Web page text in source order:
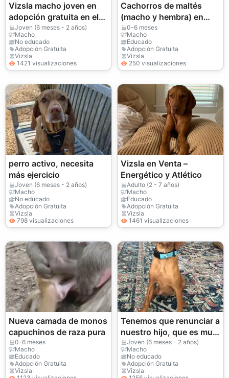
Vizsla macho joven en
adopción gratuita en el
Reino Unido
Joven (6 meses - 2 años)
Macho
No educado
Adopción Gratuita
Vizsla
1421 visualizaciones
Cachorros de maltés
(macho y hembra) en
Mundemba.
0-6 meses
Macho
Educado
Adopción Gratuita
Vizsla
250 visualizaciones
perro activo, necesita
más ejercicio
Joven (6 meses - 2 años)
Macho
No educado
Adopción Gratuita
Vizsla
798 visualizaciones
Vizsla en Venta –
Energético y Atlético
Adulto (2 - 7 años)
Macho
Educado
Adopción Gratuita
Vizsla
1461 visualizaciones
Nueva camada de monos
capuchinos de raza pura
0-6 meses
Macho
Educado
Adopción Gratuita
Vizsla
Tenemos que renunciar a
nuestro hijo, que es muy
enérgico.
Joven (6 meses - 2 años)
Macho
No educado
Adopción Gratuita
Vizsla